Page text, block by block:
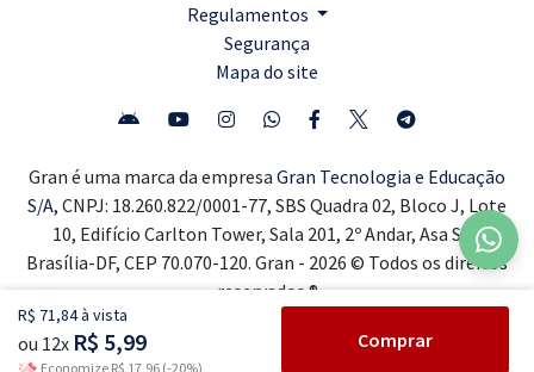
R$ 71,84 à vista
ou 12x R$ 5,99
Economize R$ 17,96 (-20%)
Comprar
Regulamentos
Segurança
Mapa do site
Gran é uma marca da empresa Gran Tecnologia e Educação
S/A, CNPJ: 18.260.822/0001-77, SBS Quadra 02, Bloco J, Lote
10, Edifício Carlton Tower, Sala 201, 2º Andar, Asa Sul,
Brasília-DF, CEP 70.070-120. Gran - 2026 © Todos os direitos
reservados ®